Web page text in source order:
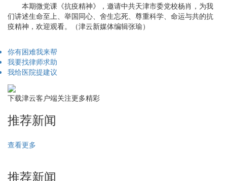
本期微党课《抗疫精神》，邀请中共天津市委党校杨肖，为我
们讲述生命至上、举国同心、舍生忘死、尊重科学、命运与共的抗
疫精神，欢迎观看。（津云新媒体编辑张瑜）
你有困难我来帮
我要找律师求助
我给医院提建议
下载津云客户端关注更多精彩
推荐新闻
查看更多
推荐新闻